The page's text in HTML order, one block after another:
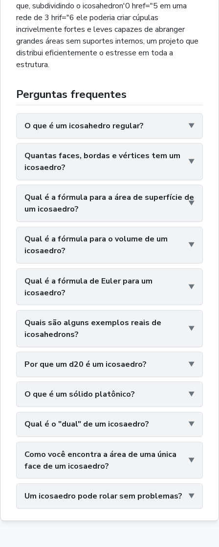
que, subdividindo o icosahedron'0 href="5 em uma
rede de 3 hrif="6 ele poderia criar cúpulas
incrivelmente fortes e leves capazes de abranger
grandes áreas sem suportes internos, um projeto que
distribui eficientemente o estresse em toda a
estrutura.
Perguntas frequentes
O que é um icosahedro regular?
Quantas faces, bordas e vértices tem um
icosaedro?
Qual é a fórmula para a área de superfície de
um icosaedro?
Qual é a fórmula para o volume de um
icosaedro?
Qual é a fórmula de Euler para um
icosaedro?
Quais são alguns exemplos reais de
icosahedrons?
Por que um d20 é um icosaedro?
O que é um sólido platônico?
Qual é o "dual" de um icosaedro?
Como você encontra a área de uma única
face de um icosaedro?
Um icosaedro pode rolar sem problemas?